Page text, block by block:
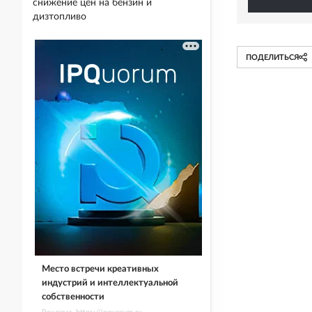
ПОДЕЛИТЬСЯ
снижение цен на бензин и
дизтопливо
Место встречи креативных
индустрий и интеллектуальной
собственности